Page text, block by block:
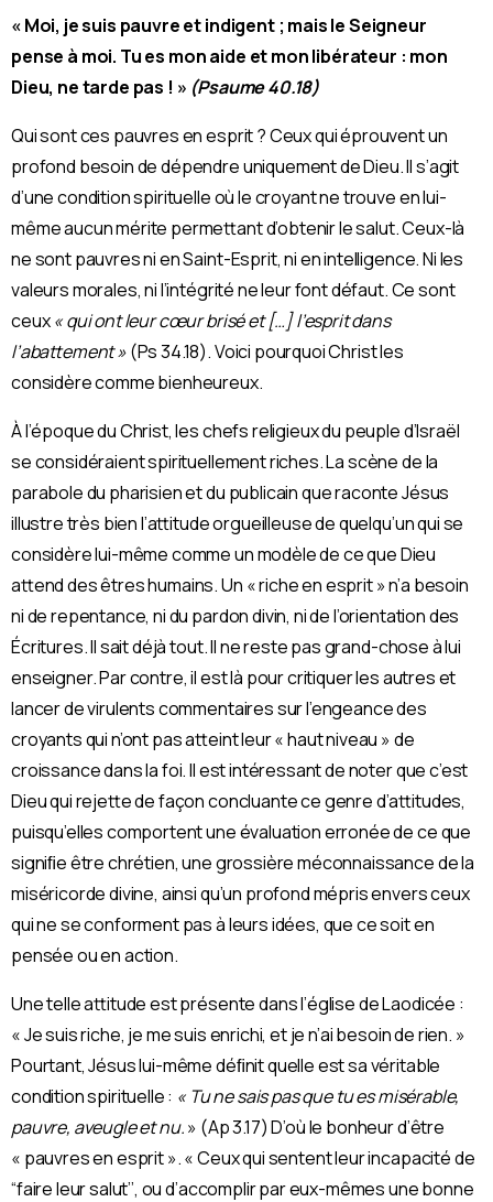
« Moi, je suis pauvre et indigent ; mais le Seigneur
pense à moi. Tu es mon aide et mon libérateur : mon
Dieu, ne tarde pas ! » (Psaume 40.18)
Qui sont ces pauvres en esprit ? Ceux qui éprouvent un
profond besoin de dépendre uniquement de Dieu. Il s’agit
d’une condition spirituelle où le croyant ne trouve en lui-
même aucun mérite permettant d’obtenir le salut. Ceux-là
ne sont pauvres ni en Saint-Esprit, ni en intelligence. Ni les
valeurs morales, ni l’intégrité ne leur font défaut. Ce sont
ceux« qui ont leur cœur brisé et […] l’esprit dans
l’abattement »(Ps 34.18). Voici pourquoi Christ les
considère comme bienheureux.
À l’époque du Christ, les chefs religieux du peuple d’Israël
se considéraient spirituellement riches. La scène de la
parabole du pharisien et du publicain que raconte Jésus
illustre très bien l’attitude orgueilleuse de quelqu’un qui se
considère lui-même comme un modèle de ce que Dieu
attend des êtres humains. Un « riche en esprit » n’a besoin
ni de repentance, ni du pardon divin, ni de l’orientation des
Écritures. Il sait déjà tout. Il ne reste pas grand-chose à lui
enseigner. Par contre, il est là pour critiquer les autres et
lancer de virulents commentaires sur l’engeance des
croyants qui n’ont pas atteint leur « haut niveau » de
croissance dans la foi. Il est intéressant de noter que c’est
Dieu qui rejette de façon concluante ce genre d’attitudes,
puisqu’elles comportent une évaluation erronée de ce que
signiﬁe être chrétien, une grossière méconnaissance de la
miséricorde divine, ainsi qu’un profond mépris envers ceux
qui ne se conforment pas à leurs idées, que ce soit en
pensée ou en action.
Une telle attitude est présente dans l’église de Laodicée :
« Je suis riche, je me suis enrichi, et je n’ai besoin de rien. »
Pourtant, Jésus lui-même déﬁnit quelle est sa véritable
condition spirituelle : « Tu ne sais pas que tu es misérable,
pauvre, aveugle et nu.» (Ap 3.17) D’où le bonheur d’être
« pauvres en esprit ». « Ceux qui sentent leur incapacité de
“faire leur salut’’, ou d’accomplir par eux-mêmes une bonne